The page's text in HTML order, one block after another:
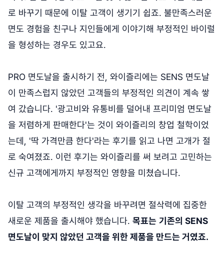
로 바꾸기 때문에 이탈 고객이 생기기 쉽죠. 불만족스러운
면도 경험을 친구나 지인들에게 이야기해 부정적인 바이럴
을 형성하는 경우도 있고요.
PRO 면도날을 출시하기 전, 와이즐리에는 SENS 면도날
이 만족스럽지 않았던 고객들의 부정적인 의견이 계속 쌓
여 갔습니다. '광고비와 유통비를 덜어내 프리미엄 면도날
을 저렴하게 판매한다'는 것이 와이즐리의 창업 철학이었
는데, '딱 가격만큼 한다'라는 후기를 읽고 나면 고개가 절
로 숙여졌죠. 이런 후기는 와이즐리를 써 보려고 고민하는
신규 고객에게까지 부정적인 영향을 미쳤습니다.
이탈 고객의 부정적인 생각을 바꾸려면 절삭력에 집중한
새로운 제품을 출시해야 했습니다. 목표는 기존의 SENS
면도날이 맞지 않았던 고객을 위한 제품을 만드는 거였죠.